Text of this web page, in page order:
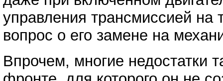
управления трансмиссией
вопрос о его замене на
Впрочем, многие недостатки